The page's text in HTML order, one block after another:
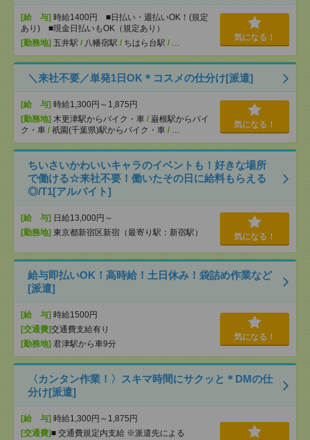
[給 与] 時給1400円 ■日払い・週払いOK！(規定
あり) ■現金日払いもOK（規定あり）
[勤務地] 五井駅 / 八幡宿駅 / ちはら台駅 / …
気になる！
＼来社不要／単発1日OK＊コスメの仕分け[派遣]
[給 与] 時給1,300円～1,875円
[勤務地] 木更津駅からバイク・車 / 巌根駅からバイ
ク・車 / 祇園(千葉県)駅からバイク・車 / …
気になる！
ちいさいかわいいキャラのイベントも！好きな場所
で働ける☆来社不要！働いたその日に給料もらえる
◎/T1[アルバイト]
[給 与] 日給13,000円～
[勤務地] 東京都新宿区新宿（最寄り駅：新宿駅） 気になる！
給与即払いOK！高時給！土日休み！袋詰め作業など
[派遣]
[給 与] 時給1500円
[交通費]交通費支給有り
[勤務地] 君津駅から車9分
気になる！
〈カンタン作業！〉スキマ時間にサクッと＊DMの仕
分け[派遣]
[給 与] 時給1,300円～1,875円
[交通費]■ 交通費規定内支給 ※派遣先による